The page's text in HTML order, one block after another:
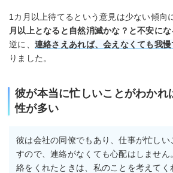
1カ月以上待てるという意見は少ない傾向
月以上となると自然消滅かな？と不安に
逆に、 連絡さえあれば、会えなくても我慢
りました。
彼が本当に忙しいことがわかれ
性が多い
彼は会社の同僚でもあり、仕事が忙しい
すので、連絡がなくても心配はしません
絡をくれたときは、私のことを考えてく